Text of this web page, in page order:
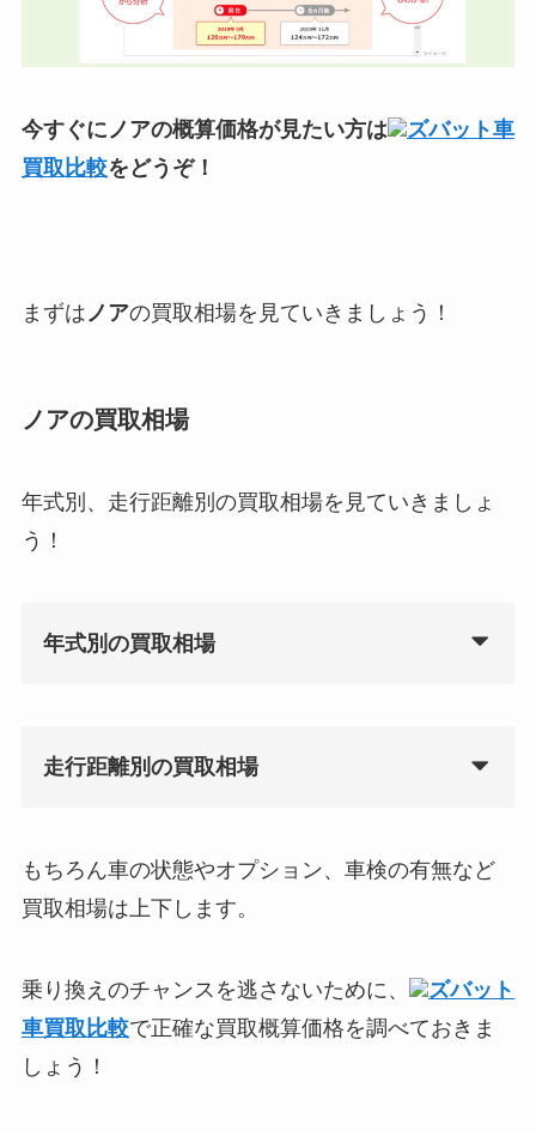
今すぐにノアの概算価格が見たい方は
ズバット車
買取比較をどうぞ！
まずはノアの買取相場を見ていきましょう！
ノアの買取相場
年式別、走行距離別の買取相場を見ていきましょ
う！
年式別の買取相場
走行距離別の買取相場
もちろん車の状態やオプション、車検の有無など
買取相場は上下します。
乗り換えのチャンスを逃さないために、
ズバット
車買取比較で正確な買取概算価格を調べておきま
しょう！